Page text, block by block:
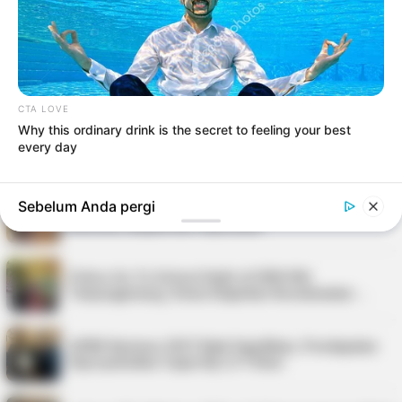
2026, Ada Tour de Bintan hingga Festi…
Pria di Kundur Barat Ditemukan Meninggal di
Pondok Kebun, Polisi Lakukan Penyeli…
Nelayan Bintan Terima Bantuan 11 Unit Sarana
Tangkap Ikan dari Pemkab
PT Saipem Dukung Penanganan Stunting di
Karimun, Bupati Beri Apresiasi
CTA LOVE
Why this ordinary drink is the secret to feeling your best
every day
Sebelum Anda pergi